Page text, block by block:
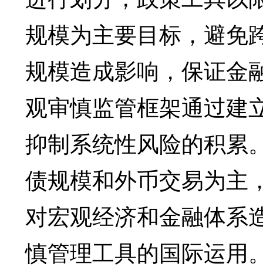
规模为主要目标，避免
规模造成影响，保证金
观审慎监管框架通过建
抑制系统性风险的积累
债规模和外币交易为主
对宏观经济和金融体系
慎管理工具的国际运用